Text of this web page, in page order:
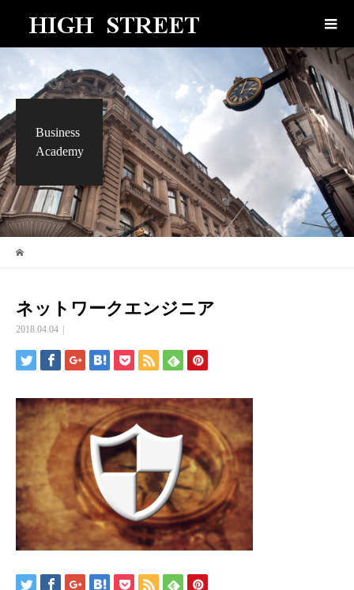
Business
Academy
ネットワークエンジニア
2018.04.04